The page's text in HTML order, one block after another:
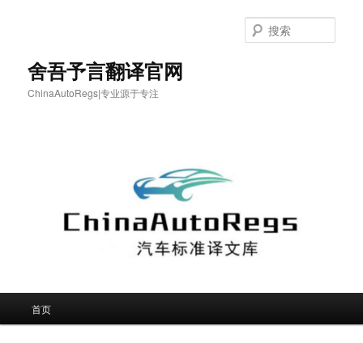
舍吾予言翻译官网
ChinaAutoRegs|专业源于专注
索
首页